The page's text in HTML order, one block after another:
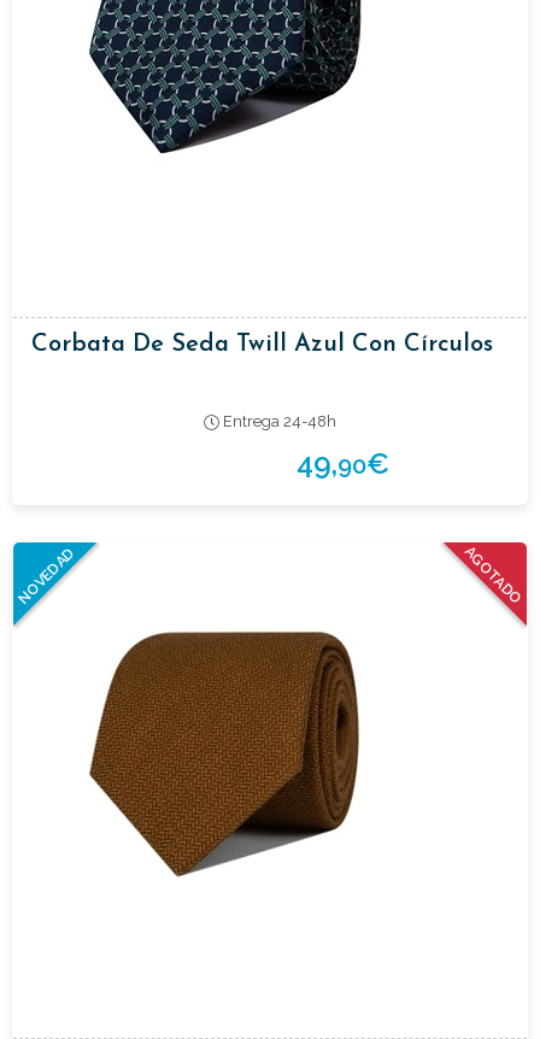
Corbata De Seda Twill Azul Con Círculos
Entrega 24-48h
49,90€
AGOTADO
NOVEDAD